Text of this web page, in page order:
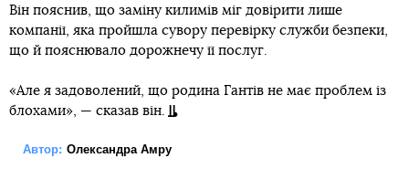
Він пояснив, що заміну килимів міг довірити лише
компанії, яка пройшла сувору перевірку служби безпеки,
що й пояснювало дорожнечу її послуг.
«Але я задоволений, що родина Гантів не має проблем із
блохами», — сказав він.
Автор: Олександра Амру